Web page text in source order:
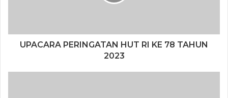
UPACARA PERINGATAN HUT RI KE 78 TAHUN
2023